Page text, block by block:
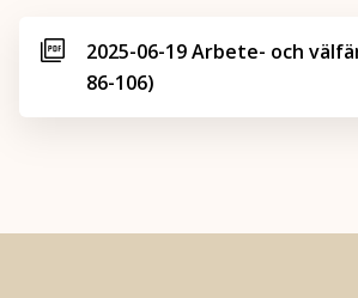
2025-06-19 Arbete- och
86-106)